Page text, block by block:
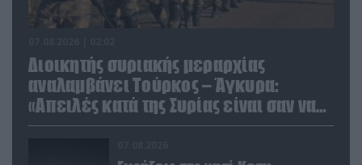
Διοικητής συριακής μεραρχίας
αναλαμβάνει Τούρκος – Άγκυρα:
«Απειλές κατά της Συρίας είναι σαν να
απειλούν εμάς»